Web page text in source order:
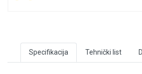
Specifikacija Tehnički list